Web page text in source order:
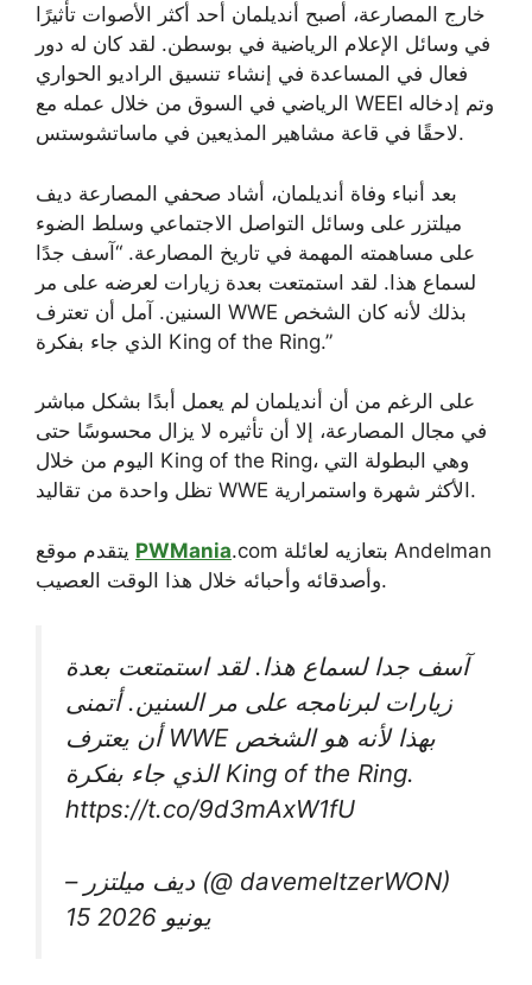
خارج المصارعة، أصبح أنديلمان أحد أكثر الأصوات تأثيرًا
في وسائل الإعلام الرياضية في بوسطن. لقد كان له دور
فعال في المساعدة في إنشاء تنسيق الراديو الحواري
الرياضي في السوق من خلال عمله مع WEEI وتم إدخاله
لاحقًا في قاعة مشاهير المذيعين في ماساتشوستس.
بعد أنباء وفاة أنديلمان، أشاد صحفي المصارعة ديف
ميلتزر على وسائل التواصل الاجتماعي وسلط الضوء
على مساهمته المهمة في تاريخ المصارعة. “آسف جدًا
لسماع هذا. لقد استمتعت بعدة زيارات لعرضه على مر
السنين. آمل أن تعترف WWE بذلك لأنه كان الشخص
الذي جاء بفكرة King of the Ring.”
على الرغم من أن أنديلمان لم يعمل أبدًا بشكل مباشر
في مجال المصارعة، إلا أن تأثيره لا يزال محسوسًا حتى
اليوم من خلال King of the Ring، وهي البطولة التي
تظل واحدة من تقاليد WWE الأكثر شهرة واستمرارية.
PWMania.com بتعازيه لعائلة Andelman
وأصدقائه وأحبائه خلال هذا الوقت العصيب.
آسف جدا لسماع هذا. لقد استمتعت بعدة
زيارات لبرنامجه على مر السنين. أتمنى
أن يعترف WWE بهذا لأنه هو الشخص
الذي جاء بفكرة King of the Ring.
https://t.co/9d3mAxW1fU
– ديف ميلتزر (@ davemeltzerWON)
15 يونيو 2026